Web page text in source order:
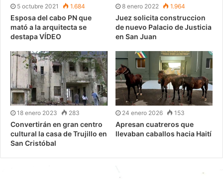
5 octubre 2021 1.684
Esposa del cabo PN que
mató a la arquitecta se
destapa VÍDEO
8 enero 2022 1.964
Juez solicita construccion
de nuevo Palacio de Justicia
en San Juan
18 enero 2023 283
Convertirán en gran centro
cultural la casa de Trujillo en
San Cristóbal
24 enero 2026 153
Apresan cuatreros que
llevaban caballos hacia Haití